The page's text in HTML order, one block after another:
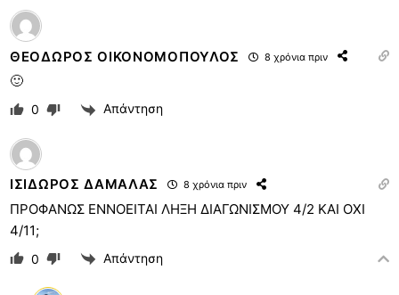
ΘΕΟΔΩΡΟΣ ΟΙΚΟΝΟΜΟΠΟΥΛΟΣ 8 χρόνια πριν
🙂
0 Απάντηση
ΙΣΙΔΩΡΟΣ ΔΑΜΑΛΑΣ 8 χρόνια πριν
ΠΡΟΦΑΝΩΣ ΕΝΝΟΕΙΤΑΙ ΛΗΞΗ ΔΙΑΓΩΝΙΣΜΟΥ 4/2 ΚΑΙ ΟΧΙ
4/11;
0 Απάντηση